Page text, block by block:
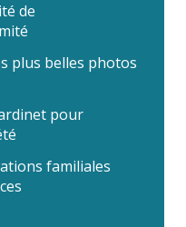
de
plus belles photos
pour
familiales